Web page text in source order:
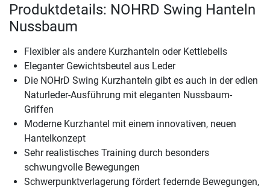
Produktdetails: NOHRD Swing Hanteln
Nussbaum
Flexibler als andere Kurzhanteln oder Kettlebells
Eleganter Gewichtsbeutel aus Leder
Die NOHrD Swing Kurzhanteln gibt es auch in der edlen
Naturleder-Ausführung mit eleganten Nussbaum-
Griffen
Moderne Kurzhantel mit einem innovativen, neuen
Hantelkonzept
Sehr realistisches Training durch besonders
schwungvolle Bewegungen
Schwerpunktverlagerung fördert federnde Bewegungen,